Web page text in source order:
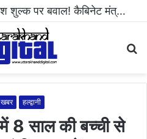
हल्द्वानी: महिला से अभद्रता करने और सोशल मीडिया पर धमकी भरा वीडियो वायरल करने वाला आरोपी गिरफ्तार..
हल्द्वानी
में 8 साल की बच्ची से